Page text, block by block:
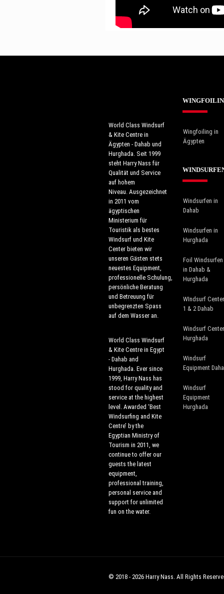
World Class Windsurf
& Kite Centre in
Ägypten - Dahab und
Hurghada. Seit 1999
steht Harry Nass für
Qualität und Service
auf hohem
Niveau. Ausgezeichnet
in 2011 vom
ägyptischen
Ministerium für
Touristik als bestes
Windsurf und Kite
Center bieten wir
unseren Gästen stets
neuestes Equipment,
professionelle Schulung,
persönliche Beratung
und Betreuung für
unbegrenzten Spass
auf dem Wasser an.
World Class Windsurf
& Kite Centre in Egypt
- Dahab and
Hurghada. Ever since
1999, Harry Nass has
stood for quality and
service at the highest
level. Awarded ‘Best
Windsurfing and Kite
Centre’ by the
Egyptian Ministry of
Tourism in 2011, we
continue to offer our
guests the latest
equipment,
professional training,
personal service and
support for unlimited
fun on the water.
Wingfoiling in
Ägypten
Windsurfen in
Dahab
Windsurfen in
Hurghada
Foil Windsurfen
in Dahab &
Hurghada
WIndsurf Center
1 & 2 Dahab
Windsurf Center
Hurghada
Windsurf
Equipment
Windsurf
Equipment
Hurghada
© 2018 - 2026 Harry Nass. All Rights